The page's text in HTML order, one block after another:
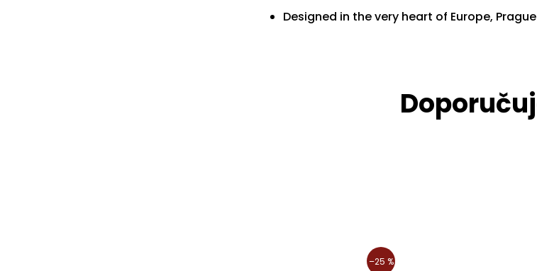
–25 %
Designed in the very heart of Europe, Prague